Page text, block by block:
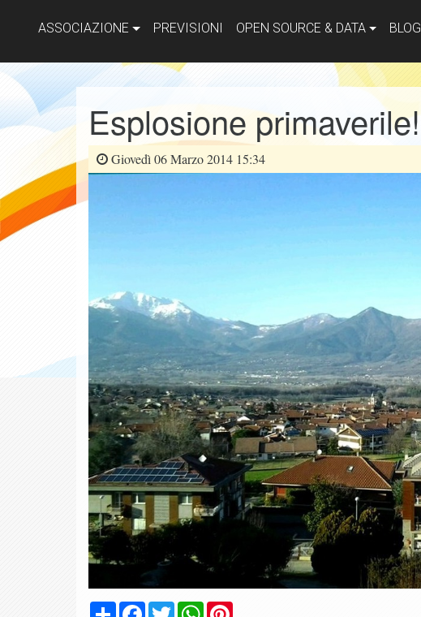
ASSOCIAZIONE PREVISIONI OPEN SOURCE & DATA BLOG
Esplosione primaverile!
Giovedì 06 Marzo 2014 15:34
CondividiFacebook
TwitterWhatsApp